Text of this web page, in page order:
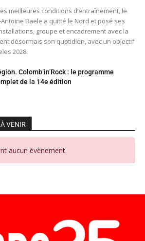
meilleures conditions d’entraînement, le
Baele a quitté le Nord et posé ses
groupe et encadrement avec la
désormais son quotidien, avec un objectif
2028.
Colomb’in’Rock : le programme
de la 14e édition
VENIR
aucun évènement.